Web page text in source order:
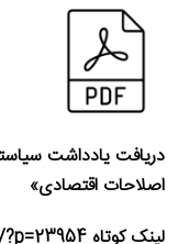
دریافت یادداشت
اصلاحات اقتصادی»